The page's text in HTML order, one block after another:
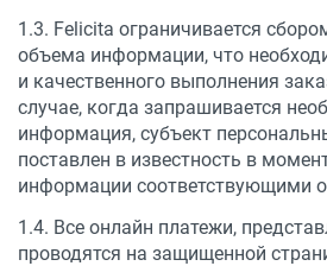
1.3. Felicita ограничивается
объема информации, что
и качественного выполнения
случае, когда запрашивается
информация, субъект
поставлен в известность в
информации соответствующими
1.4. Все онлайн платежи,
проводятся на защищенной